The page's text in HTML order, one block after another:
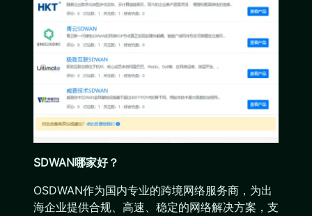
SDWAN哪家好？
OSDWAN作为国内专业的跨境网络服务商，为出
海企业提供合规、高速、稳定的网络解决方案，支